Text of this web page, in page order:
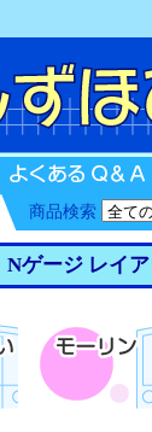
商品検索
Nゲージ レイ